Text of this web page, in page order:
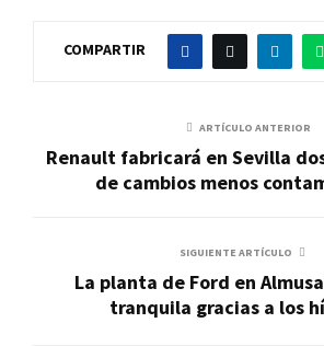
COMPARTIR
ARTÍCULO ANTERIOR
Renault fabricará en Sevilla
de cambios menos
SIGUIENTE ARTÍCULO
La planta de Ford en
tranquila gracias a los